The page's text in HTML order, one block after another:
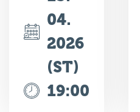
04.
2026
(ST)
19:00